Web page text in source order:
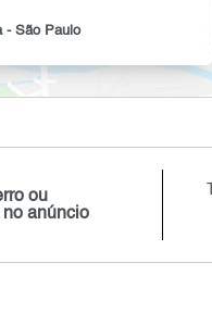
- São Paulo
ou
anúncio